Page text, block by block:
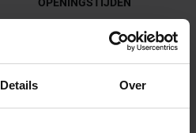
Details Over
Dinsdag t/m Vrijdag:
09:00 tot 18:00 uur
10:00 tot 15:00 uur